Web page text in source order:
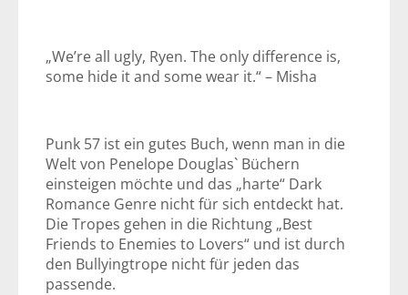
„We’re all ugly, Ryen. The only difference is,
some hide it and some wear it.“ – Misha
Punk 57 ist ein gutes Buch, wenn man in die
Welt von Penelope Douglas` Büchern
einsteigen möchte und das „harte“ Dark
Romance Genre nicht für sich entdeckt hat.
Die Tropes gehen in die Richtung „Best
Friends to Enemies to Lovers“ und ist durch
den Bullyingtrope nicht für jeden das
passende.